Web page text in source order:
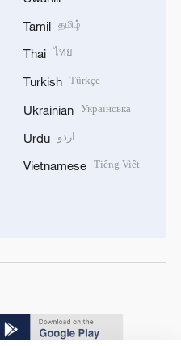
Tamil தமிழ்
Thai ไทย
Turkish Türkçe
Ukrainian Українська
Urdu اردو
Vietnamese Tiếng Việt